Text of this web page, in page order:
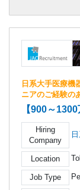
日系大手医療機
ニアのご経験の
【900～
Hiring
Company
Location
Job Type